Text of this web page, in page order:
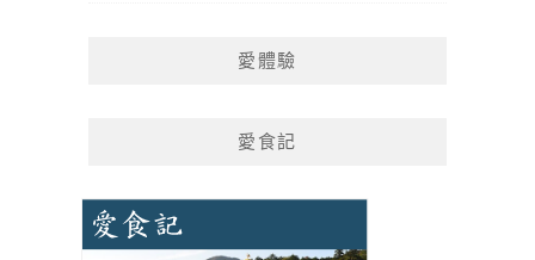
愛體驗
愛食記